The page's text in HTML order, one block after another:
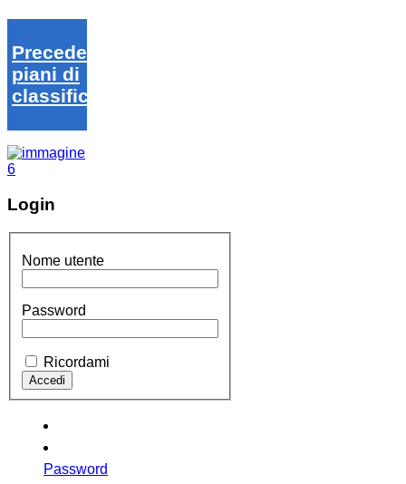
Precedenti
piani di
classifica
Login
Nome utente
Password
Ricordami
Password